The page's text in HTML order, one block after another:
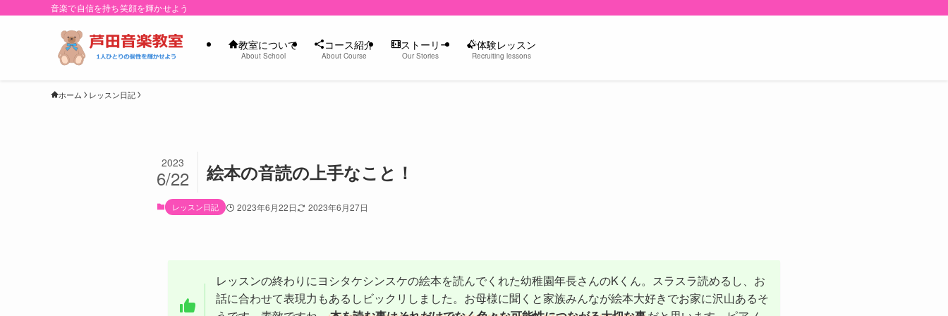
音楽で自信を持ち笑顔を輝かせよう
教室について
About School
コース紹介
About Course
ストーリー
Our Stories
体験レッスン
Recruiting lessons
ホーム レッスン日記
絵本の音読の上手なこと！
2023
6/22
レッスン日記 2023年6月22日 2023年6月27日
レッスンの終わりにヨシタケシンスケの絵本を読んでくれた幼稚園年長さんのKくん。スラスラ読めるし、お
話に合わせて表現力もあるしビックリしました。お母様に聞くと家族みんなが絵本大好きでお家に沢山あるそ